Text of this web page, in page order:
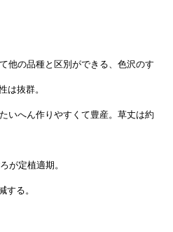
他の品種と区別ができる、色沢のす
は抜群。
いへん作りやすくて豊産。草丈は約
が定植適期。
する。